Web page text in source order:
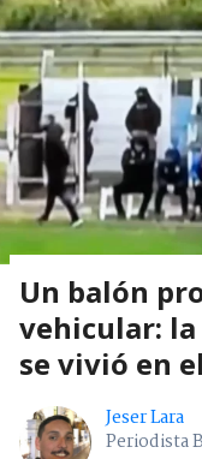
Un balón
vehicular:
se vivió en
Jeser Lara
Periodista